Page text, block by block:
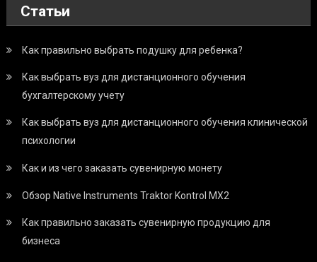
Статьи
Как правильно выбрать подушку для ребенка?
Как выбрать вуз для дистанционного обучения
бухгалтерскому учету
Как выбрать вуз для дистанционного обучения клинической
психологии
Как и из чего заказать сувенирную монету
Обзор Native Instruments Traktor Kontrol MX2
Как правильно заказать сувенирную продукцию для
бизнеса